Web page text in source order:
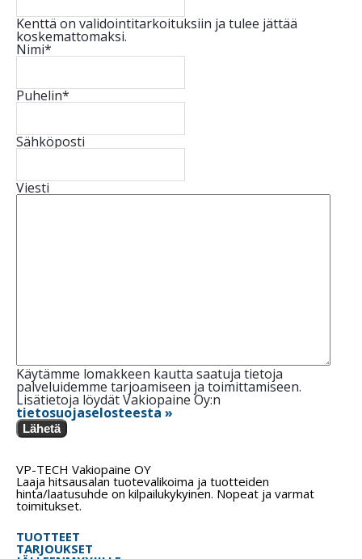
Kenttä on validointitarkoituksiin ja tulee jättää
koskemattomaksi.
Nimi*
Puhelin*
Sähköposti
Viesti
Käytämme lomakkeen kautta saatuja tietoja
palveluidemme tarjoamiseen ja toimittamiseen.
Lisätietoja löydät Vakiopaine Oy:n
tietosuojaselosteesta »
Lähetä
VP-TECH Vakiopaine OY
Laaja hitsausalan tuotevalikoima ja tuotteiden
hinta/laatusuhde on kilpailukykyinen. Nopeat ja varmat
toimitukset.
TUOTTEET
TARJOUKSET